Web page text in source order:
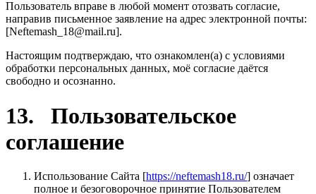
Пользователь вправе в любой момент отозвать согласие,
направив письменное заявление на адрес электронной почты:
[Neftemash_18@mail.ru].
Настоящим подтверждаю, что ознакомлен(а) с условиями
обработки персональных данных, моё согласие даётся
свободно и осознанно.
13. Пользовательское
соглашение
Использование Сайта [https://neftemash18.ru/] означает
полное и безоговорочное принятие Пользователем